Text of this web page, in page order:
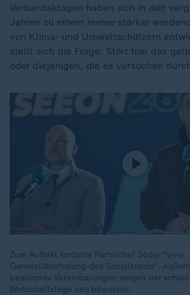
Verbandsklagen haben sich in den
Jahren zu einem immer stärker
von Klima- und Umweltschützern
stellt sich die Frage: Stört hier das
oder diejenigen, die es versuchen
Zum Auftakt forderte Parteichef Söder "eine
Generalüberholung des Sozialstaats".
bestimmte Vereinbarungen wegen der
Wirtschaftslage neu bewerten.